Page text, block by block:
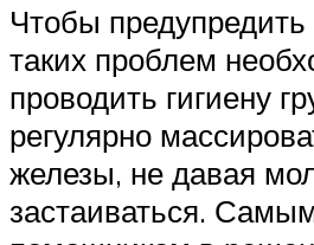
Чтобы предупредить
таких проблем
проводить гигиену
регулярно
железы, не давая
застаиваться.